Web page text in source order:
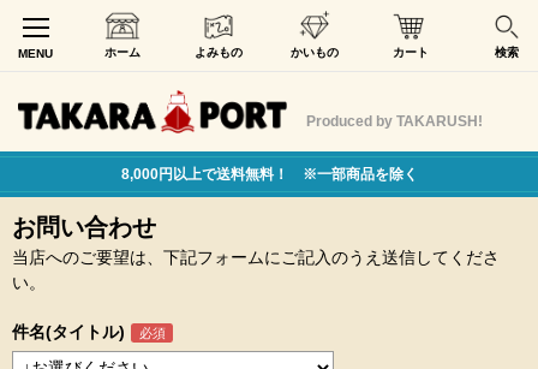
MENU ホーム よみもの かいもの カート 検索
Produced by TAKARUSH!
8,000円以上で送料無料！ ※一部商品を除く
お問い合わせ
当店へのご要望は、下記フォームにご記入のうえ送信してくださ
い。
件名(タイトル)